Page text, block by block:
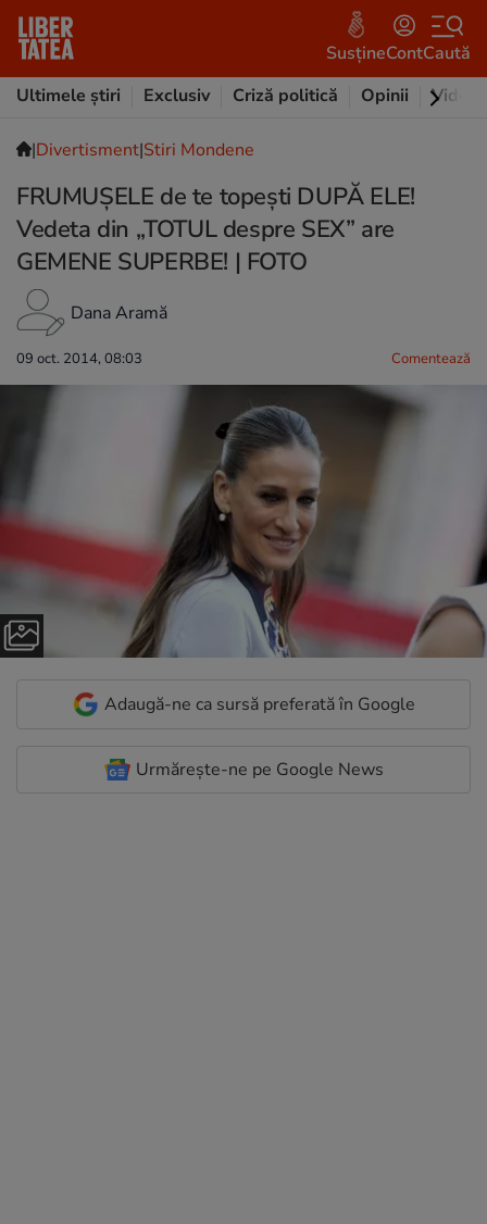
SusțineContCaută
Ultimele știri
Exclusiv Criză politică Opinii Video
|Divertisment|Stiri Mondene
FRUMUŞELE de te topeşti DUPĂ ELE!
Vedeta din „TOTUL despre SEX” are
GEMENE SUPERBE! | FOTO
Dana Aramă
09 oct. 2014, 08:03 Comentează
Adaugă-ne ca sursă preferată în Google
Urmărește-ne pe Google News